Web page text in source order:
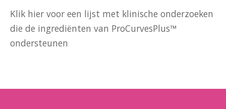
Klik hier voor een lijst met klinische onderzoeken
die de ingrediënten van ProCurvesPlus™
ondersteunen